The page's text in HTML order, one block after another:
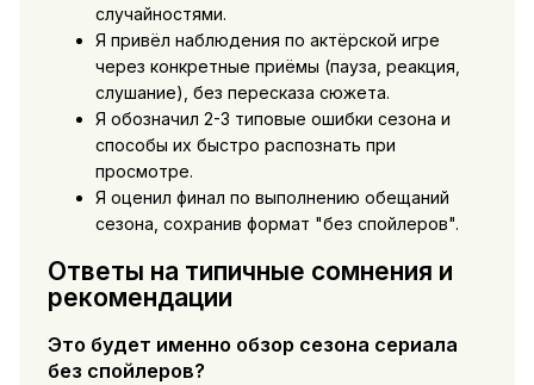
случайностями.
Я привёл наблюдения по актёрской игре
через конкретные приёмы (пауза, реакция,
слушание), без пересказа сюжета.
Я обозначил 2-3 типовые ошибки сезона и
способы их быстро распознать при
просмотре.
Я оценил финал по выполнению обещаний
сезона, сохранив формат "без спойлеров".
Ответы на типичные сомнения и
рекомендации
Это будет именно обзор сезона сериала
без спойлеров?